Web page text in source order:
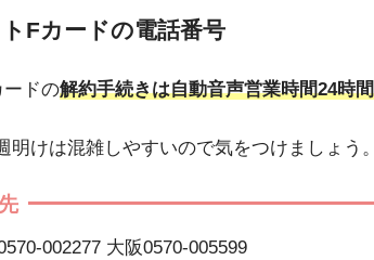
Fカードの電話番号
ードの解約手続きは自動音声営業時間24時
明けは混雑しやすいので気をつけましょう。
002277 大阪0570-005599